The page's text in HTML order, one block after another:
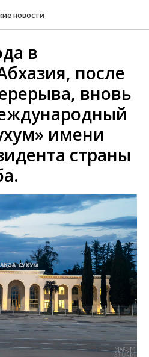
новости
в
после
вновь
имени
страны